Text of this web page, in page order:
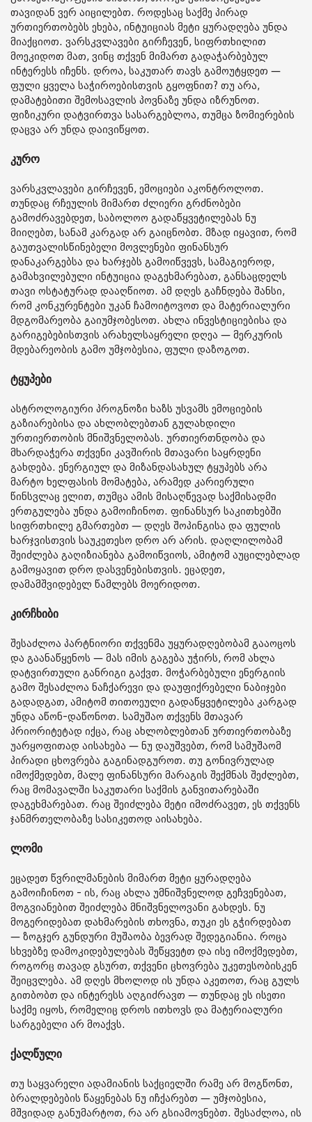
თავიდან ვერ აიცილებთ. როდესაც საქმე პირად
ურთიერთობებს ეხება, ინტუიციას მეტი ყურადღება უნდა
მიაქციოთ. ვარსკვლავები გირჩევენ, სიფრთხილით
მოეკიდოთ მათ, ვინც თქვენ მიმართ გადაჭარბებულ
ინტერესს იჩენს. დროა, საკუთარ თავს გამოუტყდეთ —
ფული ყველა საჭიროებისთვის გყოფნით? თუ არა,
დამატებითი შემოსავლის პოვნაზე უნდა იზრუნოთ.
ფიზიკური დატვირთვა სასარგებლოა, თუმცა ზომიერების
დაცვა არ უნდა დაივიწყოთ.
კურო
ვარსკვლავები გირჩევენ, ემოციები აკონტროლოთ.
თუნდაც რჩეულის მიმართ ძლიერი გრძნობები
გამოძრავებდეთ, საბოლოო გადაწყვეტილებას ნუ
მიიღებთ, სანამ კარგად არ გაიცნობთ. მზად იყავით, რომ
გაუთვალისწინებელი მოვლენები ფინანსურ
დანაკარგებსა და ხარჯებს გამოიწვევს, სამაგიეროდ,
გამახვილებული ინტუიცია დაგეხმარებათ, განსაცდელს
თავი ოსტატურად დააღწიოთ. ამ დღეს გაჩნდება შანსი,
რომ კონკურენტები უკან ჩამოიტოვოთ და მატერიალური
მდგომარეობა გაიუმჯობესოთ. ახლა ინვესტიციებისა და
გარიგებებისთვის არახელსაყრელი დღეა — მერკურის
მდებარეობის გამო უმჯობესია, ფული დაზოგოთ.
ტყუპები
ასტროლოგიური პროგნოზი ხაზს უსვამს ემოციების
გაზიარებისა და ახლობლებთან გულახდილი
ურთიერთობის მნიშვნელობას. ურთიერთნდობა და
მხარდაჭერა თქვენი კავშირის მთავარი საყრდენი
გახდება. ენერგიულ და მიზანდასახულ ტყუპებს არა
მარტო ხელფასის მომატება, არამედ კარიერული
წინსვლაც ელით, თუმცა ამის მისაღწევად საქმისადმი
ერთგულება უნდა გამოიჩინოთ. ფინანსურ საკითხებში
სიფრთხილე გმართებთ — დღეს შოპინგისა და ფულის
ხარჯვისთვის საუკეთესო დრო არ არის. დაღლილობამ
შეიძლება გაღიზიანება გამოიწვიოს, ამიტომ აუცილებლად
გამოყავით დრო დასვენებისთვის. ეცადეთ,
დამამშვიდებელ წამლებს მოერიდოთ.
კირჩხიბი
შესაძლოა პარტნიორი თქვენმა უყურადღებობამ გააოცოს
და გაანაწყენოს — მას იმის გაგება უჭირს, რომ ახლა
დატვირთული განრიგი გაქვთ. მოჭარბებული ენერგიის
გამო შესაძლოა ნაჩქარევი და დაუფიქრებელი ნაბიჯები
გადადგათ, ამიტომ თითოეული გადაწყვეტილება კარგად
უნდა აწონ-დაწონოთ. სამუშაო თქვენს მთავარ
პრიორიტეტად იქცა, რაც ახლობლებთან ურთიერთობაზე
უარყოფითად აისახება — ნუ დაუშვებთ, რომ სამუშაომ
პირადი ცხოვრება გაგინადგუროთ. თუ გონივრულად
იმოქმედებთ, მალე ფინანსური მარაგის შექმნას შეძლებთ,
რაც მომავალში საკუთარი საქმის განვითარებაში
დაგეხმარებათ. რაც შეიძლება მეტი იმოძრავეთ, ეს თქვენს
ჯანმრთელობაზე სასიკეთოდ აისახება.
ლომი
ეცადეთ წვრილმანების მიმართ მეტი ყურადღება
გამოიჩინოთ - ის, რაც ახლა უმნიშვნელოდ გეჩვენებათ,
მოგვიანებით შეიძლება მნიშვნელოვანი გახდეს. ნუ
მოგერიდებათ დახმარების თხოვნა, თუკი ეს გჭირდებათ
— ზოგჯერ გუნდური მუშაობა ბევრად შედეგიანია. როცა
სხვებზე დამოკიდებულებას შეწყვეტთ და ისე იმოქმედებთ,
როგორც თავად გსურთ, თქვენი ცხოვრება უკეთესობისკენ
შეიცვლება. ამ დღეს მხოლოდ ის უნდა აკეთოთ, რაც გულს
გითბობთ და ინტერესს აღგიძრავთ — თუნდაც ეს ისეთი
საქმე იყოს, რომელიც დროს ითხოვს და მატერიალური
სარგებელი არ მოაქვს.
ქალწული
თუ საყვარელი ადამიანის საქციელში რამე არ მოგწონთ,
ბრალდებების წაყენებას ნუ იჩქარებთ — უმჯობესია,
მშვიდად განუმარტოთ, რა არ გსიამოვნებთ. შესაძლოა, ის